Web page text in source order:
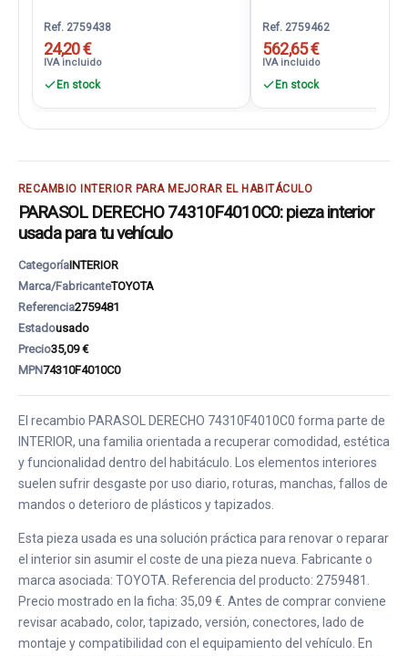
Ref. 2759438
24,20 €
IVA incluido
En stock
Ref. 2759462
562,65 €
IVA incluido
En stock
RECAMBIO INTERIOR PARA MEJORAR EL HABITÁCULO
PARASOL DERECHO 74310F4010C0: pieza interior
usada para tu vehículo
CategoríaINTERIOR
Marca/FabricanteTOYOTA
Referencia2759481
Estadousado
Precio35,09 €
MPN74310F4010C0
El recambio PARASOL DERECHO 74310F4010C0 forma parte de
INTERIOR, una familia orientada a recuperar comodidad, estética
y funcionalidad dentro del habitáculo. Los elementos interiores
suelen sufrir desgaste por uso diario, roturas, manchas, fallos de
mandos o deterioro de plásticos y tapizados.
Esta pieza usada es una solución práctica para renovar o reparar
el interior sin asumir el coste de una pieza nueva. Fabricante o
marca asociada: TOYOTA. Referencia del producto: 2759481.
Precio mostrado en la ficha: 35,09 €. Antes de comprar conviene
revisar acabado, color, tapizado, versión, conectores, lado de
montaje y compatibilidad con el equipamiento del vehículo. En